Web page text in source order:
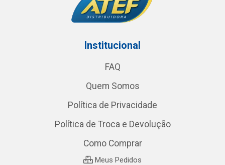
Institucional
FAQ
Quem Somos
Política de Privacidade
Política de Troca e Devolução
Como Comprar
Meus Pedidos